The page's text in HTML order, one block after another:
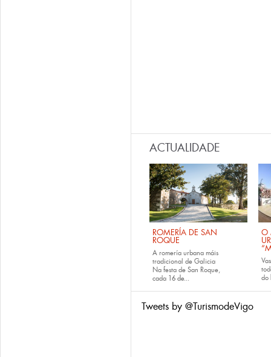
ACTUALIDADE
ROMERÍA DE SAN
ROQUE
A romería urbana máis
tradicional de Galicia
Na festa de San Roque,
cada 16 de...
O
do
Tweets by @TurismodeVigo